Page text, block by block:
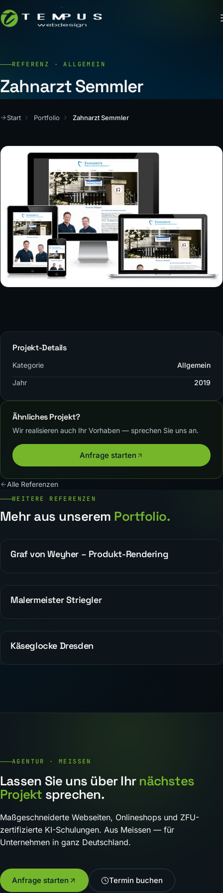
REFERENZ · ALLGEMEIN
Zahnarzt Semmler
Start Portfolio Zahnarzt Semmler
Projekt-Details
Kategorie Allgemein
Jahr 2019
Ähnliches Projekt?
Wir realisieren auch Ihr Vorhaben — sprechen Sie uns an.
Anfrage starten
Alle Referenzen
WEITERE REFERENZEN
Mehr aus unserem Portfolio.
WEBDESIGN
Graf von Weyher – Produkt-Rendering
ALLGEMEIN
Malermeister Striegler
REFERENZEN
Käseglocke Dresden
AGENTUR · MEISSEN
Lassen Sie uns über Ihr nächstes
Projekt sprechen.
Maßgeschneiderte Webseiten, Onlineshops und ZFU-
zertifizierte KI-Schulungen. Aus Meissen — für
Unternehmen in ganz Deutschland.
Anfrage starten Termin buchen